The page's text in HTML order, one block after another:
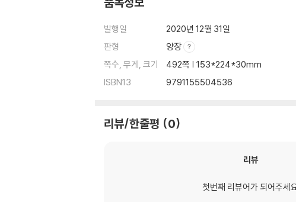
발행일
2020년 12월 31일
판형
양장
쪽수, 무게, 크기
492쪽 | 153*224*30mm
ISBN13
9791155504536
리뷰/한줄평 0
리뷰
첫번째 리뷰어가 되어주세